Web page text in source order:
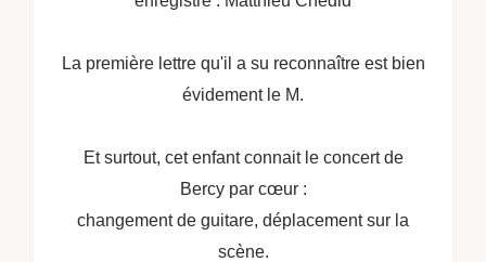
La première lettre qu'il a su reconnaître est bien
évidement le M.
Et surtout, cet enfant connait le concert de
Bercy par cœur :
changement de guitare, déplacement sur la
scène.